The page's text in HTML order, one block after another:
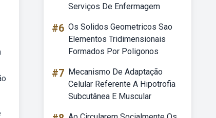
Serviços De Enfermagem
#6 Os Solidos Geometricos Sao
Elementos Tridimensionais
Formados Por Poligonos
#7 Mecanismo De Adaptação
Celular Referente A Hipotrofia
Subcutânea E Muscular